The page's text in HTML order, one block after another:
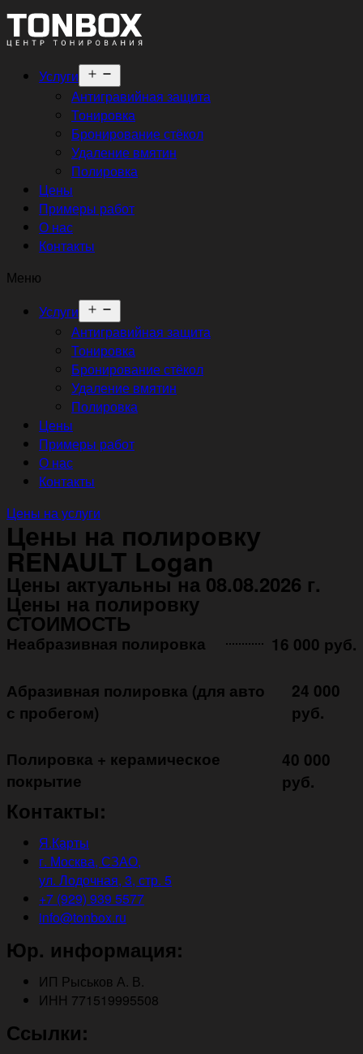
Услуги
меню
Антигравийная защита
Тонировка
Бронирование стёкол
Удаление вмятин
Полировка
Цены
Примеры работ
О нас
Контакты
Меню
Услуги
меню
Антигравийная защита
Тонировка
Бронирование стёкол
Удаление вмятин
Полировка
Цены
Примеры работ
О нас
Контакты
Цены на услуги
Цены на полировку
RENAULT Logan
Цены актуальны на 08.08.2026 г.
Цены на полировку
СТОИМОСТЬ
Неабразивная полировка ㅤㅤㅤㅤ ㅤㅤㅤㅤ ㅤㅤㅤ 16 000 руб.
Абразивная полировка (для авто
с пробегом)
24 000
руб.
Полировка + керамическое
покрытие ㅤㅤㅤㅤㅤ
40 000
руб.
Контакты:
Я.Карты
г. Москва, СЗАО,
ул. Лодочная, 3, стр. 5
+7 (929) 939 5577
info@tonbox.ru
Юр. информация:
ИП Рыськов А. В.
ИНН 771519995508
Ссылки: